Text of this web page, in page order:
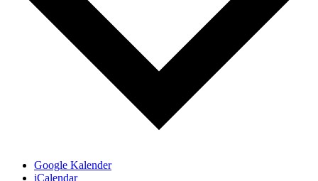
Google Kalender
iCalendar